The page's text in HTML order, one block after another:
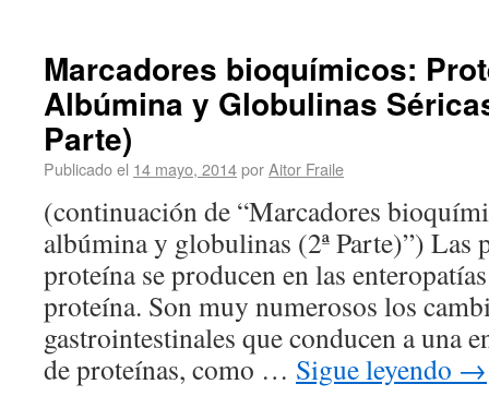
Marcadores bioquímicos:
Albúmina y Globulinas
Parte)
Publicado el 14 mayo, 2014porAitor Fraile
(continuación de “Marcadores
albúmina y globulinas (2ª Parte)”) Las
proteína se producen en las
proteína. Son muy numerosos los
gastrointestinales que conducen a una
de proteínas, como … Sigue leyendo →